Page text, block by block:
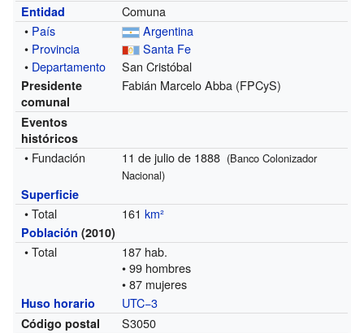
Entidad
Comuna
• País
Argentina
• Provincia
Santa Fe
• Departamento San Cristóbal
Presidente
comunal
Fabián Marcelo Abba (FPCyS)
Eventos
históricos
• Fundación 11 de julio de 1888 (Banco Colonizador
Nacional)
Superficie
• Total 161km²
Población (2010)
• Total
187 hab.
• 99 hombres
• 87 mujeres
Huso horario UTC−3
Código postal S3050